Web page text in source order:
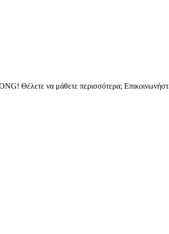
Θέλετε να μάθετε περισσότερα;